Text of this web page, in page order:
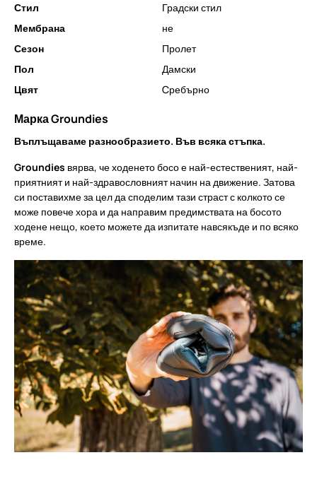
Стил
Градски стил
Мембрана
не
Сезон
Пролет
Пол
Дамски
Цвят
Cребърно
Марка Groundies
Въплъщаваме разнообразието. Във всяка стъпка.
Groundies вярва, че ходенето босо е най-естественият, най-
приятният и най-здравословният начин на движение. Затова
си поставихме за цел да споделим тази страст с колкото се
може повече хора и да направим предимствата на босото
ходене нещо, което можете да изпитате навсякъде и по всяко
време.